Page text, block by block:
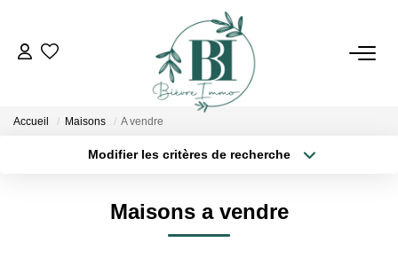
ACHETER
Accueil Maisons A vendre
Modifier les critères de recherche
Maisons a vendre